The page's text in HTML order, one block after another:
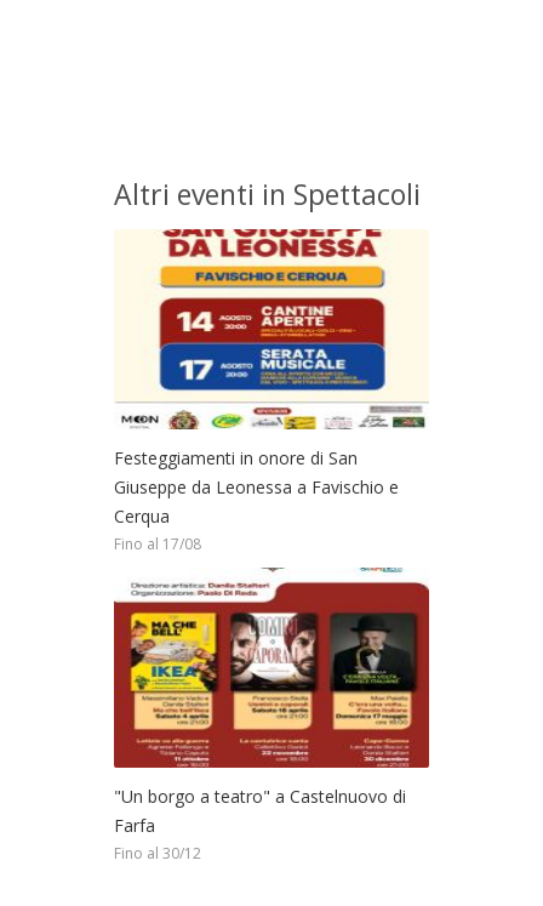
Altri eventi in Spettacoli
Festeggiamenti in onore di San
Giuseppe da Leonessa a Favischio e
Cerqua
Fino al 17/08
"Un borgo a teatro" a Castelnuovo di
Farfa
Fino al 30/12